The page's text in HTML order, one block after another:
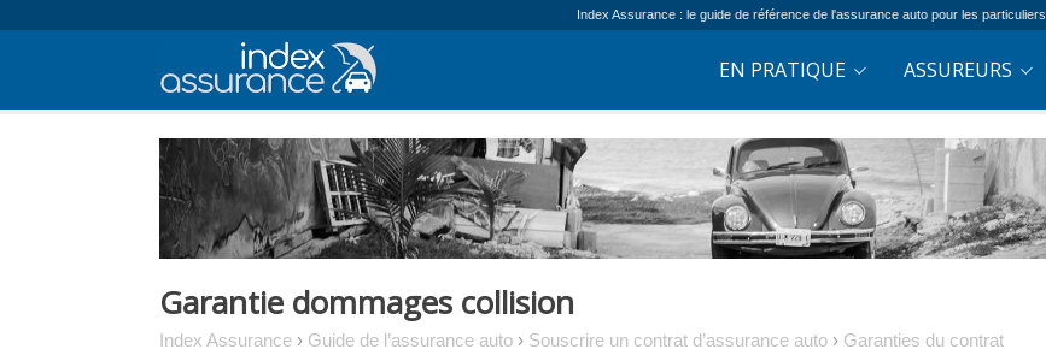
to
Index Assurance : le guide de référence de l'assurance auto pour les particuliers
EN PRATIQUE ASSUREURS
Garantie dommages collision
Index Assurance › Guide de l’assurance auto › Souscrire un contrat d’assurance auto › Garanties du contrat